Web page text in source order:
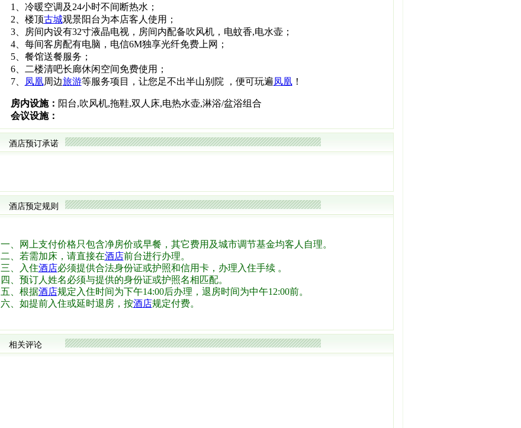
1、冷暖空调及24小时不间断热水；
2、楼顶古城观景阳台为本店客人使用；
3、房间内设有32寸液晶电视，房间内配备吹风机，电蚊香,电水壶；
4、每间客房配有电脑，电信6M独享光纤免费上网；
5、餐馆送餐服务；
6、二楼清吧长廊休闲空间免费使用；
7、
凤凰周边旅游等服务项目，让您足不出半山别院 ，便可玩遍凤凰！
房内设施： 阳台,吹风机,拖鞋,双人床,电热水壶,淋浴/盆浴组合
会议设施：
酒店预订承诺
酒店预定规则
一、网上支付价格只包含净房价或早餐，其它费用及城市调节基金均客人自理。
二、若需加床，请直接在酒店前台进行办理。
三、入住酒店必须提供合法身份证或护照和信用卡，办理入住手续 。
四、预订人姓名必须与提供的身份证或护照名相匹配。
五、根据酒店规定入住时间为下午14:00后办理，退房时间为中午12:00前。
六、如提前入住或延时退房，按酒店规定付费。
相关评论